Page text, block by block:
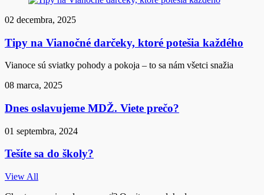
02 decembra, 2025
Tipy na Vianočné darčeky, ktoré potešia každého
Vianoce sú sviatky pohody a pokoja – to sa nám všetci snažia
08 marca, 2025
Dnes oslavujeme MDŽ. Viete prečo?
01 septembra, 2024
Tešíte sa do školy?
View All